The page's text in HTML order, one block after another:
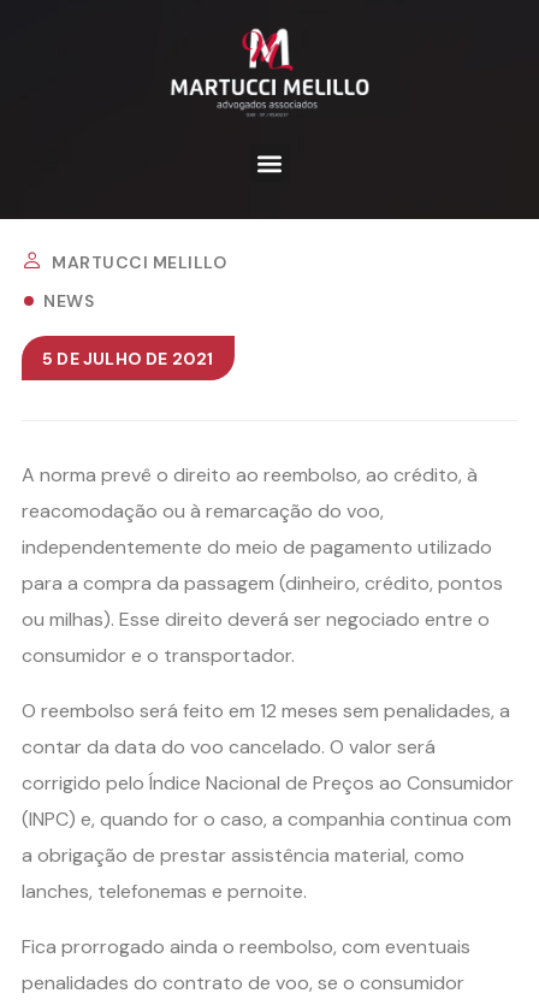
MARTUCCI MELILLO
NEWS
5 DE JULHO DE 2021
A norma prevê o direito ao reembolso, ao crédito, à
reacomodação ou à remarcação do voo,
independentemente do meio de pagamento utilizado
para a compra da passagem (dinheiro, crédito, pontos
ou milhas). Esse direito deverá ser negociado entre o
consumidor e o transportador.
O reembolso será feito em 12 meses sem penalidades, a
contar da data do voo cancelado. O valor será
corrigido pelo Índice Nacional de Preços ao Consumidor
(INPC) e, quando for o caso, a companhia continua com
a obrigação de prestar assistência material, como
lanches, telefonemas e pernoite.
Fica prorrogado ainda o reembolso, com eventuais
penalidades do contrato de voo, se o consumidor